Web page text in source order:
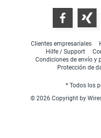
Clientes empresariales
Hilfe / Support
Condiciones de envío y
Protección de
* Todos los
© 2026 Copyright by